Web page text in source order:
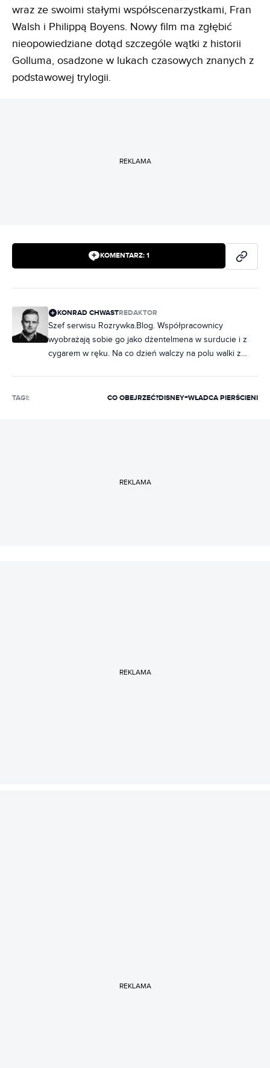
wraz ze swoimi stałymi współscenarzystkami, Fran
Walsh i Philippą Boyens. Nowy film ma zgłębić
nieopowiedziane dotąd szczególe wątki z historii
Golluma, osadzone w lukach czasowych znanych z
podstawowej trylogii.
REKLAMA
KOMENTARZ: 1
KONRAD CHWASTREDAKTOR
Szef serwisu Rozrywka.Blog. Współpracownicy
wyobrażają sobie go jako dżentelmena w surducie i z
cygarem w ręku. Na co dzień walczy na polu walki z
komiksach i animacji. W wolnych chwilach gra w gry bez
TAGI: CO OBEJRZEĆ?DISNEY+WŁADCA PIERŚCIENI
REKLAMA
REKLAMA
REKLAMA